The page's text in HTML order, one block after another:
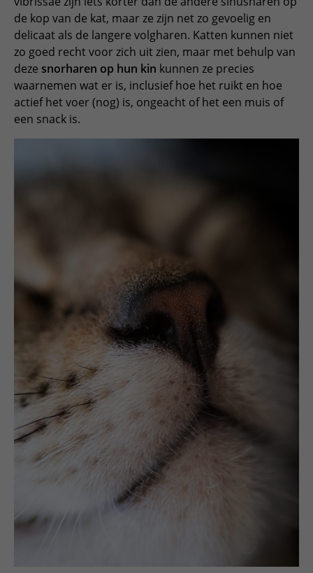
de kop van de kat, maar ze zijn net zo gevoelig en
delicaat als de langere volgharen. Katten kunnen niet
zo goed recht voor zich uit zien, maar met behulp van
deze snorharen op hun kin kunnen ze precies
waarnemen wat er is, inclusief hoe het ruikt en hoe
actief het voer (nog) is, ongeacht of het een muis of
een snack is.